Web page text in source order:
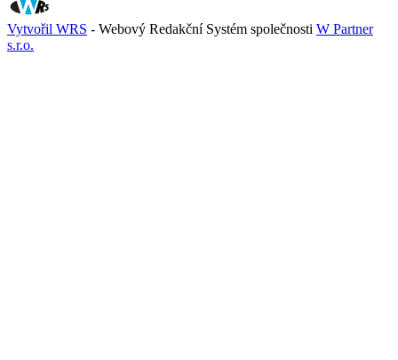
Vytvořil WRS - Webový Redakční Systém společnosti W Partner
s.r.o.